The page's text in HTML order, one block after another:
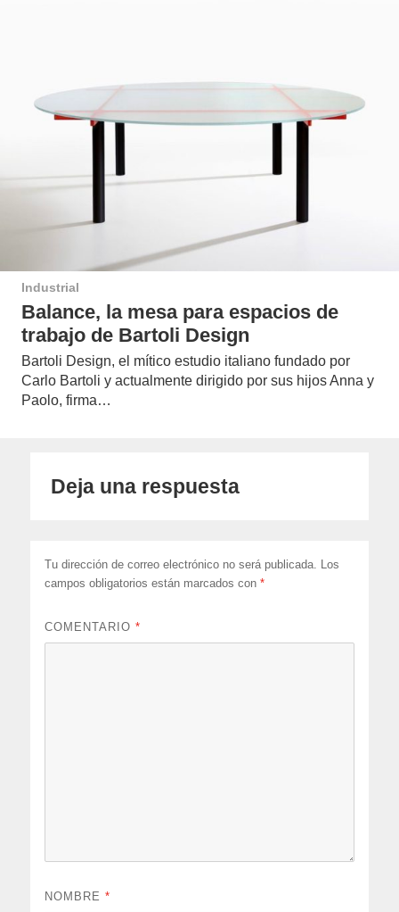
Industrial
Balance, la mesa para espacios de
trabajo de Bartoli Design
Bartoli Design, el mítico estudio italiano fundado por
Carlo Bartoli y actualmente dirigido por sus hijos Anna y
Paolo, firma…
Deja una respuesta
Tu dirección de correo electrónico no será publicada. Los
campos obligatorios están marcados con*
COMENTARIO*
NOMBRE*